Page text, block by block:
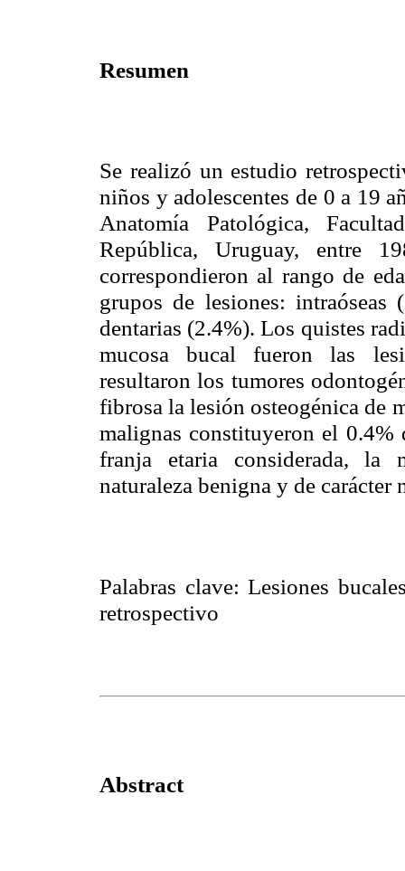
Resumen
Se realizó un estudio
niños y adolescentes de 0 a 19
Anatomía Patológica,
República, Uruguay, entre
correspondieron al rango de
grupos de lesiones:
dentarias (2.4%). Los quistes
mucosa bucal fueron las
resultaron los tumores
fibrosa la lesión osteogénica de
malignas constituyeron el
franja etaria considerada, la
naturaleza benigna y de carácter
Palabras clave: Lesiones
retrospectivo
Abstract